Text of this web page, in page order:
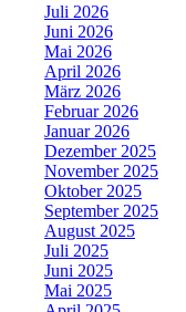
Juli 2026
Juni 2026
Mai 2026
April 2026
März 2026
Februar 2026
Januar 2026
Dezember 2025
November 2025
Oktober 2025
September 2025
August 2025
Juli 2025
Juni 2025
Mai 2025